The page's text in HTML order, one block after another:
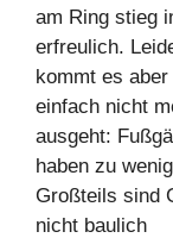
am Ring stieg
erfreulich.
kommt es
einfach nicht
ausgeht:
haben zu
Großteils sind
nicht baulich